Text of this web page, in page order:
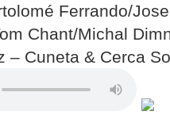
Ferrando/
Chant/Michal
– Cuneta & Cerca